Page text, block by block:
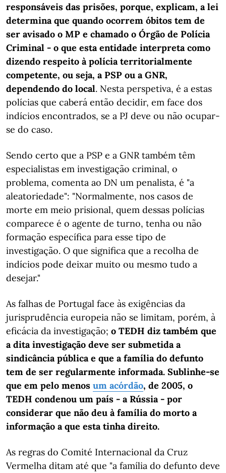
responsáveis das prisões, porque, explicam, a lei
determina que quando ocorrem óbitos tem de
ser avisado o MP e chamado o Órgão de Polícia
Criminal - o que esta entidade interpreta como
dizendo respeito à polícia territorialmente
competente, ou seja, a PSP ou a GNR,
dependendo do local. Nesta perspetiva, é a estas
polícias que caberá então decidir, em face dos
indícios encontrados, se a PJ deve ou não ocupar-
se do caso.
Sendo certo que a PSP e a GNR também têm
especialistas em investigação criminal, o
problema, comenta ao DN um penalista, é "a
aleatoriedade": "Normalmente, nos casos de
morte em meio prisional, quem dessas polícias
comparece é o agente de turno, tenha ou não
formação específica para esse tipo de
investigação. O que significa que a recolha de
indícios pode deixar muito ou mesmo tudo a
desejar."
As falhas de Portugal face às exigências da
jurisprudência europeia não se limitam, porém, à
eficácia da investigação; o TEDH diz também que
a dita investigação deve ser submetida a
sindicância pública e que a família do defunto
tem de ser regularmente informada. Sublinhe-se
que em pelo menos um acórdão, de 2005, o
TEDH condenou um país - a Rússia - por
considerar que não deu à família do morto a
informação a que esta tinha direito.
As regras do Comité Internacional da Cruz
Vermelha ditam até que "a família do defunto deve